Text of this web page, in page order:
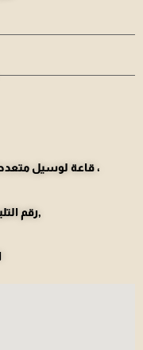
قاعة لوسيل متعددة الأغراض ، شارع 1704 ، منطقة 70 ،
رقم التليفون : 0097450943475,